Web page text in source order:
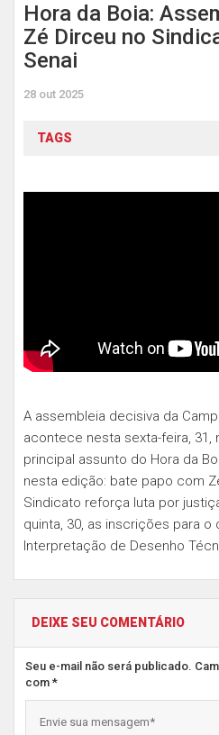
Hora da Boia:
Zé Dirceu no
Senai
28 out 2025
TAGS
A assembleia decisiva da
acontece nesta sexta-feira,
principal assunto do Hora da
nesta edição: bate papo com
Sindicato reforça luta por
quinta, 30, as inscrições para o
Interpretação de Desenho
DEIXE SEU COMENTÁRIO
Seu e-mail não será publicado.
com *